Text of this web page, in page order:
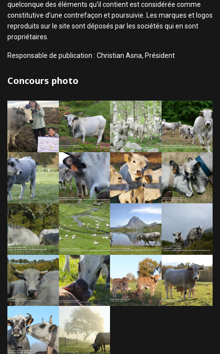
quelconque des éléments qu’il contient est considérée comme
constitutive d’une contrefaçon et poursuivie. Les marques et logos
reproduits sur le site sont déposés par les sociétés qui en sont
propriétaires.
Responsable de publication : Christian Asna, Président
Concours photo